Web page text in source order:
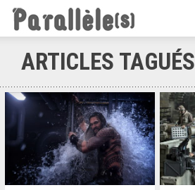
ARTICLES TAGUÉS
Cinéma
Non
classé